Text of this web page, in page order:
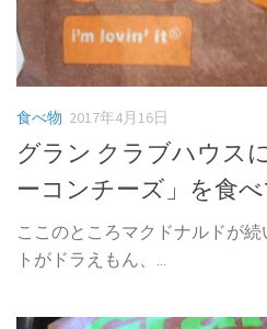
食べ物 2017年4月16日
グラン クラブハウス
ーコンチーズ」を食べ
ここのところマクドナルドが
トがドラえもん、...